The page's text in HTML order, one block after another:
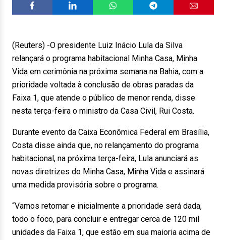
(Reuters) -O presidente Luiz Inácio Lula da Silva
relançará o programa habitacional Minha Casa, Minha
Vida em cerimônia na próxima semana na Bahia, com a
prioridade voltada à conclusão de obras paradas da
Faixa 1, que atende o público de menor renda, disse
nesta terça-feira o ministro da Casa Civil, Rui Costa.
Durante evento da Caixa Econômica Federal em Brasília,
Costa disse ainda que, no relançamento do programa
habitacional, na próxima terça-feira, Lula anunciará as
novas diretrizes do Minha Casa, Minha Vida e assinará
uma medida provisória sobre o programa.
“Vamos retomar e inicialmente a prioridade será dada,
todo o foco, para concluir e entregar cerca de 120 mil
unidades da Faixa 1, que estão em sua maioria acima de